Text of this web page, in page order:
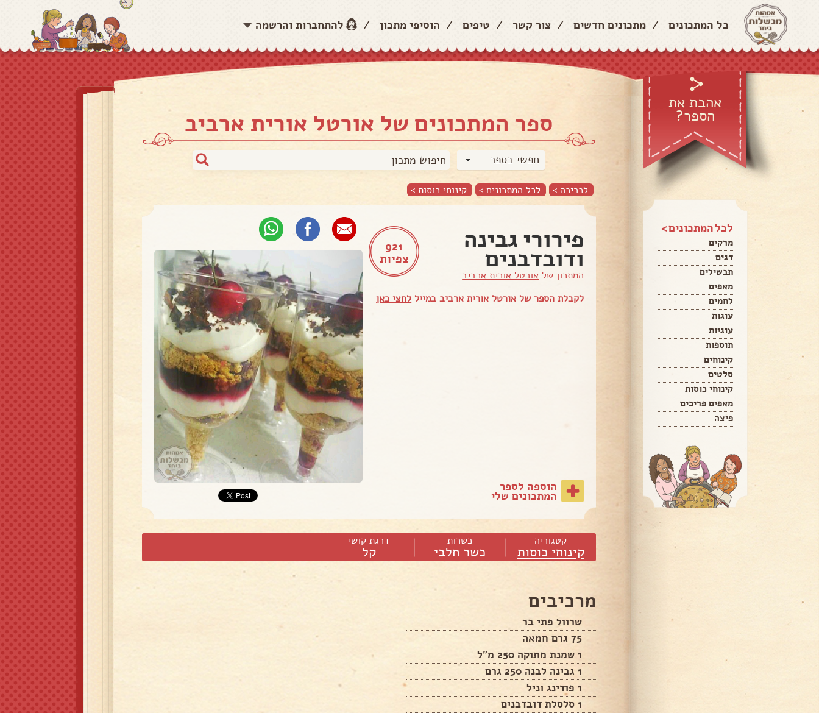
כל המתכונים / מתכונים חדשים / צור קשר / טיפים / הוסיפי מתכון / להתחברות והרשמה
אהבת את
הספר?
לכל המתכונים >
מרקים
דגים
תבשילים
מאפים
לחמים
עוגות
עוגיות
תוספות
קינוחים
סלטים
קינוחי כוסות
מאפים פריכים
פיצה
ספר המתכונים של אורטל אורית ארביב
חפשי בספר
לכריכה > לכל המתכונים > קינוחי כוסות >
921
צפיות
פירורי גבינה
ודובדבנים
המתכון של אורטל אורית ארביב
לקבלת הספר של אורטל אורית ארביב במייל לחצי כאן
הוספה לספר
המתכונים שלי
קטגוריה
קינוחי כוסות
כשרות
כשר חלבי
דרגת קושי
קל
מרכיבים
שרוול פתי בר
75 גרם חמאה
1 שמנת מתוקה 250 מ״ל
1 גבינה לבנה 250 גרם
1 פודינג וניל
1 סלסלת דובדבנים